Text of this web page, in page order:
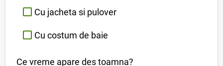
Cu jacheta si pulover
Cu costum de baie
Ce vreme apare des toamna?